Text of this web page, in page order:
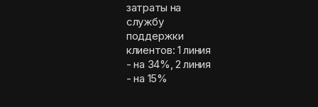
затраты на
службу
поддержки
клиентов: 1 линия
- на 34%, 2 линия
- на 15%